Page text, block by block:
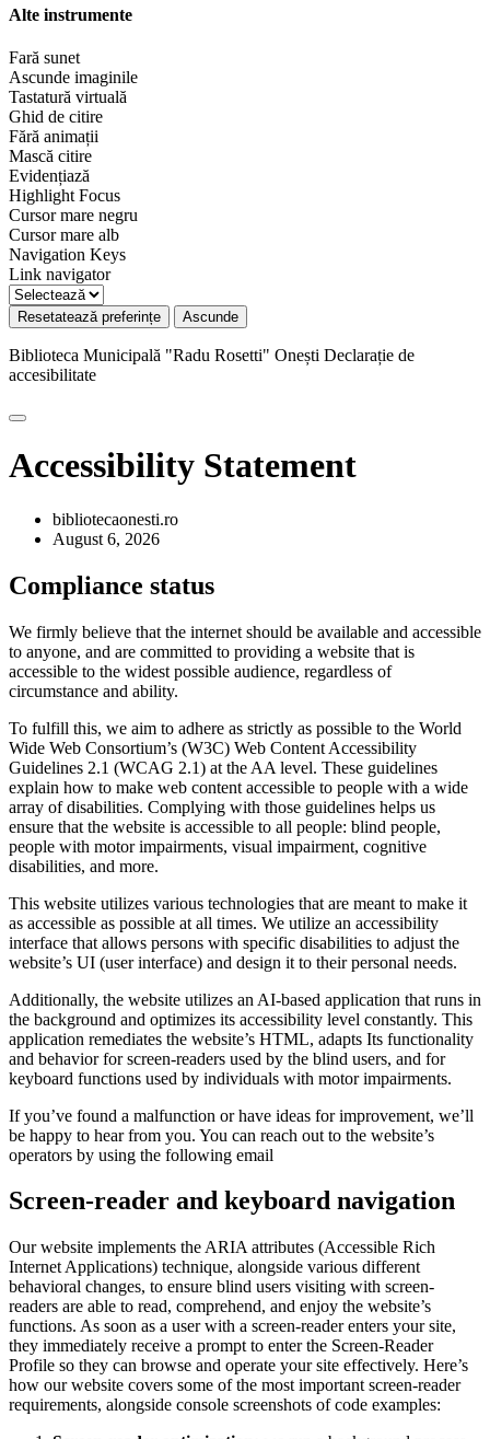
Alte instrumente
Fară sunet
Ascunde imaginile
Tastatură virtuală
Ghid de citire
Fără animații
Mască citire
Evidențiază
Highlight Focus
Cursor mare negru
Cursor mare alb
Navigation Keys
Link navigator
Resetatează preferințe Ascunde
Biblioteca Municipală "Radu Rosetti" Onești Declarație de
accesibilitate
Accessibility Statement
bibliotecaonesti.ro
August 6, 2026
Compliance status
We firmly believe that the internet should be available and accessible
to anyone, and are committed to providing a website that is
accessible to the widest possible audience, regardless of
circumstance and ability.
To fulfill this, we aim to adhere as strictly as possible to the World
Wide Web Consortium’s (W3C) Web Content Accessibility
Guidelines 2.1 (WCAG 2.1) at the AA level. These guidelines
explain how to make web content accessible to people with a wide
array of disabilities. Complying with those guidelines helps us
ensure that the website is accessible to all people: blind people,
people with motor impairments, visual impairment, cognitive
disabilities, and more.
This website utilizes various technologies that are meant to make it
as accessible as possible at all times. We utilize an accessibility
interface that allows persons with specific disabilities to adjust the
website’s UI (user interface) and design it to their personal needs.
Additionally, the website utilizes an AI-based application that runs in
the background and optimizes its accessibility level constantly. This
application remediates the website’s HTML, adapts Its functionality
and behavior for screen-readers used by the blind users, and for
keyboard functions used by individuals with motor impairments.
If you’ve found a malfunction or have ideas for improvement, we’ll
be happy to hear from you. You can reach out to the website’s
operators by using the following email
Screen-reader and keyboard navigation
Our website implements the ARIA attributes (Accessible Rich
Internet Applications) technique, alongside various different
behavioral changes, to ensure blind users visiting with screen-
readers are able to read, comprehend, and enjoy the website’s
functions. As soon as a user with a screen-reader enters your site,
they immediately receive a prompt to enter the Screen-Reader
Profile so they can browse and operate your site effectively. Here’s
how our website covers some of the most important screen-reader
requirements, alongside console screenshots of code examples: